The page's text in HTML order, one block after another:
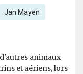
Jan Mayen
animaux
et aériens, lors